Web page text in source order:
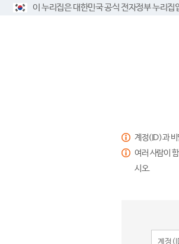
이 누리집은 대한민국 공식 전자정부 누리집
계정(ID)과 비
여러 사람이
시오.